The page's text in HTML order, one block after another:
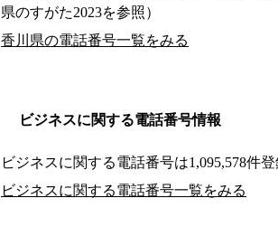
県のすがた2023を参照）
香川県の電話番号一覧をみる
ビジネスに関する電話番号情報
ビジネスに関する電話番号は1,095,578件登
ビジネスに関する電話番号一覧をみる